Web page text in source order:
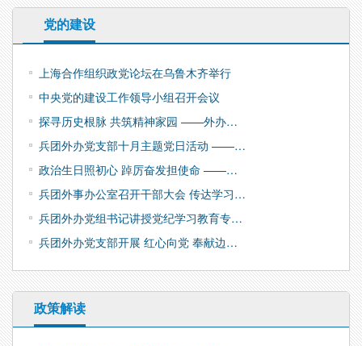
党的建设
上海合作组织政党论坛在乌鲁木齐举行
中央党的建设工作领导小组召开会议
探寻历史根脉 共筑精神家园 ——外办…
兵团外办党支部十月主题党日活动 ——…
政治生日照初心 踔厉奋发担使命 ——…
兵团外事办公室召开干部大会 传达学习…
兵团外办党组书记讲授党纪学习教育专…
兵团外办党支部开展 红心向党 奉献边…
政策解读